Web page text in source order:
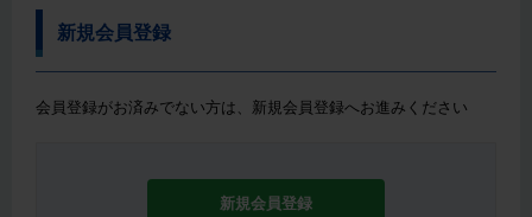
新規会員登録
会員登録がお済みでない方は、新規会員登録へお進みください
新規会員登録